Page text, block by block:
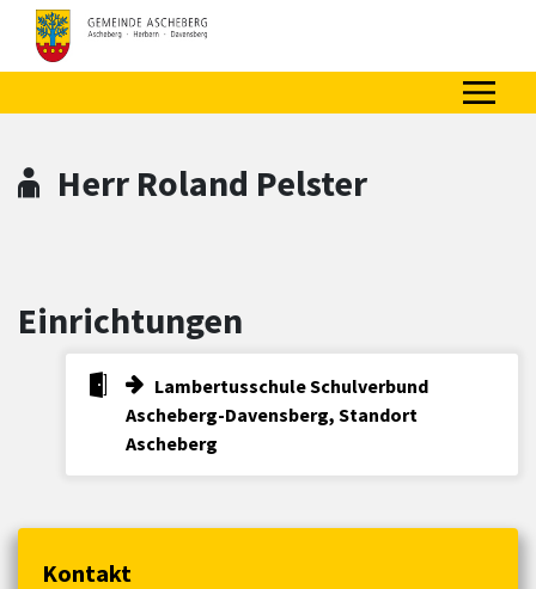
Zum Header
Zum Hauptinhalt
Zum Footer
Zum Hauptinhalt springen
Herr Roland Pelster
Einrichtungen
Lambertusschule Schulverbund
Ascheberg-Davensberg, Standort
Ascheberg
Kontakt